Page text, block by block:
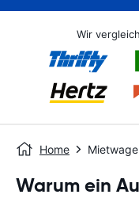
Wir
Home
Warum ein